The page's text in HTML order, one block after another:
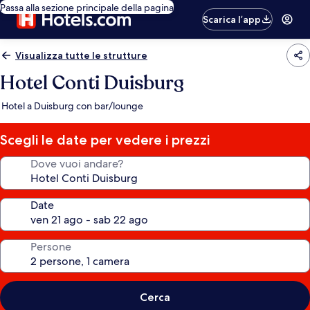
Passa alla sezione principale della pagina
Scarica l’app
Visualizza tutte le strutture
Hotel Conti Duisburg
Hotel a Duisburg con bar/lounge
Scegli le date per vedere i prezzi
Dove vuoi andare?
Date
Persone
Cerca